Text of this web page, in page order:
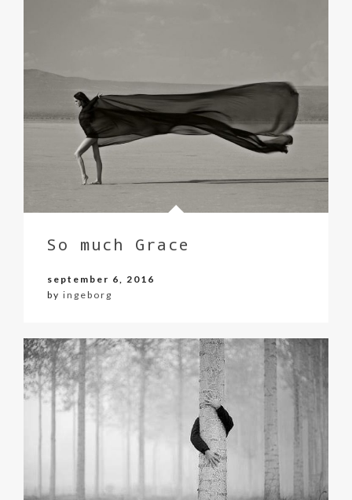
So much Grace
september 6, 2016
by ingeborg